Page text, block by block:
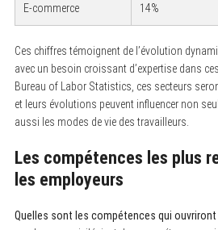
E-commerce 14%
Ces chiffres témoignent de l’évolution
avec un besoin croissant d’expertise dans
Bureau of Labor Statistics, ces secteurs
et leurs évolutions peuvent influencer non
aussi les modes de vie des travailleurs.
Les compétences les plus
les employeurs
Quelles sont les compétences qui